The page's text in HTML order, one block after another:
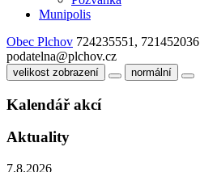
Munipolis
Obec Plchov 724235551, 721452036
podatelna@plchov.cz
velikost zobrazení normální
Kalendář akcí
Aktuality
7.8.2026